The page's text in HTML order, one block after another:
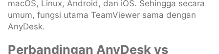
macOS, Linux, Android, dan iOS. Sehingga secara
umum, fungsi utama TeamViewer sama dengan
AnyDesk.
Perbandingan AnyDesk vs